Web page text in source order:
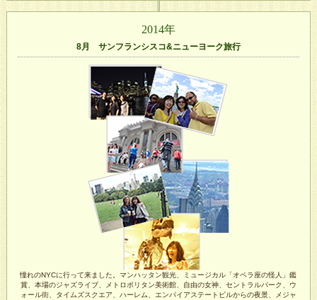
2014年
8月 サンフランシスコ&ニューヨーク旅行
憧れのNYCに行って来ました。マンハッタン観光、ミュージカル「オペラ座の怪人」鑑
賞、本場のジャズライブ、メトロポリタン美術館、自由の女神、セントラルパーク、ウ
ォール街、タイムズスクエア、ハーレム、エンパイアステートビルからの夜景、メジャ